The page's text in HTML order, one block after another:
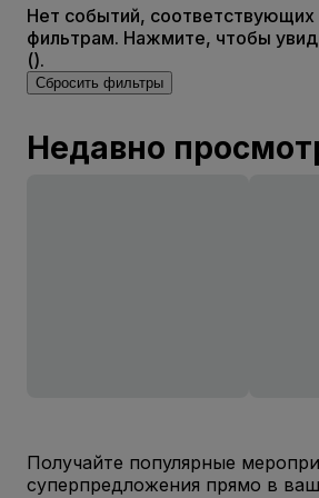
Нет событий,
фильтрам. Нажмите, чтобы
().
Сбросить фильтры
Недавно
Получайте популярные
суперпредложения прямо в